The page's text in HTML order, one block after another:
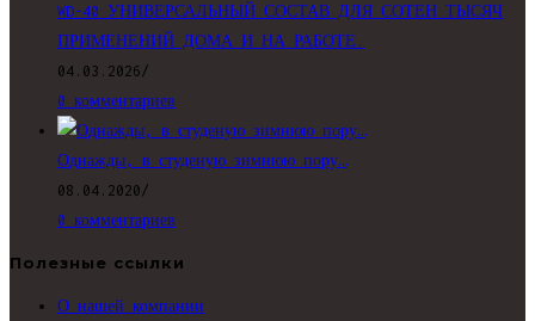
WD-40 УНИВЕРСАЛЬНЫЙ СОСТАВ ДЛЯ СОТЕН ТЫСЯЧ
ПРИМЕНЕНИЙ ДОМА И НА РАБОТЕ.
04.03.2026 /
0 комментариев
Однажды, в студеную зимнюю пору…
08.04.2020 /
0 комментариев
Полезные ссылки
О нашей компании